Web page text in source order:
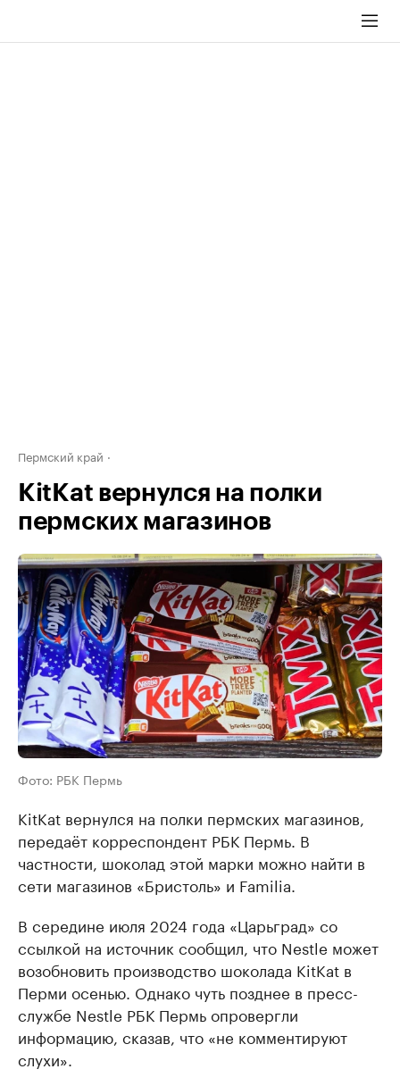
Пермский край
KitKat вернулся на полки
пермских магазинов
Фото: РБК Пермь
KitKat вернулся на полки пермских магазинов,
передаёт корреспондент РБК Пермь. В
частности, шоколад этой марки можно найти в
сети магазинов «Бристоль» и Familia.
В середине июля 2024 года «Царьград» со
ссылкой на источник сообщил, что Nestle может
возобновить производство шоколада KitKat в
Перми осенью. Однако чуть позднее в пресс-
службе Nestle РБК Пермь опровергли
информацию, сказав, что «не комментируют
слухи».